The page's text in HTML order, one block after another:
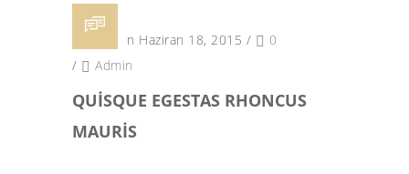
Posted on Haziran 18, 2015 /
0
/
Admin
QUISQUE EGESTAS RHONCUS
MAURIS